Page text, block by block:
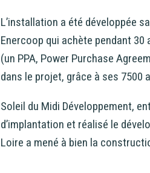
L’installation a été développée
Enercoop qui achète pendant 30
(un PPA, Power Purchase
dans le projet, grâce à ses 7500
Soleil du Midi Développement,
d’implantation et réalisé le
Loire a mené à bien la